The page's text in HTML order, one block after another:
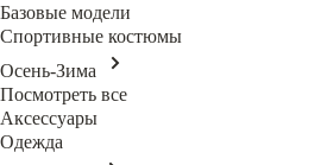
Базовые модели
Спортивные костюмы
Осень-Зима
Посмотреть все
Аксессуары
Одежда